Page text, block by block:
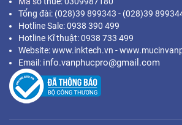
Tổng đài: (028)39 899343 - (028)39
Hotline Sale: 0938 390 499
Hotline Kĩ thuật: 0938 733 499
Website: www.inktech.vn -
Email: info.vanphucpro@gmail.com